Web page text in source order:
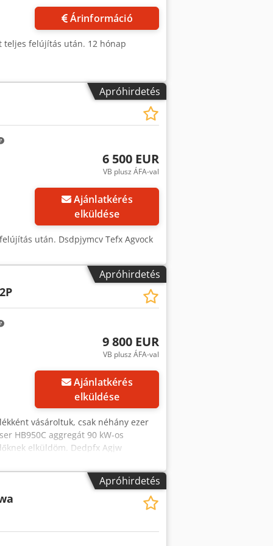
Árinformáció
teljes felújítás után. 12 hónap
Apróhirdetés
6 500 EUR
VB plusz ÁFA-val
Ajánlatkérés
elküldése
után. Dsdpjymcv Tefx Agvock
Apróhirdetés
9 800 EUR
VB plusz ÁFA-val
Ajánlatkérés
elküldése
vásároltuk, csak néhány ezer
HB950C aggregát 90 kW-os
elküldöm. Dedpfx Agjw
Apróhirdetés